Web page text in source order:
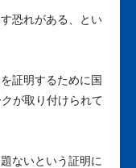
恐れがある、とい
証明するために国
が取り付けられて
ないという証明に